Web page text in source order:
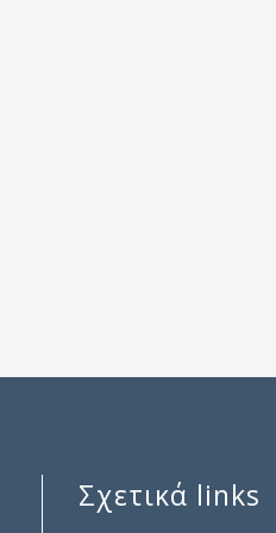
Σχετικά links